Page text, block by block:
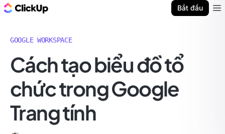
Bắt đầu
GOOGLE WORKSPACE
Cách tạo biểu đồ tổ
chức trong Google
Trang tính